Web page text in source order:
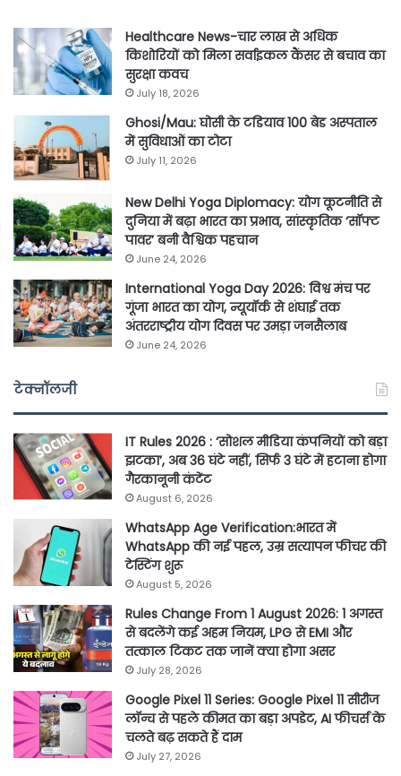
Healthcare News-चार लाख से अधिक
किशोरियों को मिला सर्वाइकल कैंसर से बचाव का
सुरक्षा कवच
July 18, 2026
Ghosi/Mau: घोसी के टडियाव 100 बेड अस्पताल
में सुविधाओं का टोटा
July 11, 2026
New Delhi Yoga Diplomacy: योग कूटनीति से
दुनिया में बढ़ा भारत का प्रभाव, सांस्कृतिक ‘सॉफ्ट
पावर’ बनी वैश्विक पहचान
June 24, 2026
International Yoga Day 2026: विश्व मंच पर
गूंजा भारत का योग, न्यूयॉर्क से शंघाई तक
अंतरराष्ट्रीय योग दिवस पर उमड़ा जनसैलाब
June 24, 2026
टेक्नॉलजी
IT Rules 2026 : ‘सोशल मीडिया कंपनियों को बड़ा
झटका’, अब 36 घंटे नहीं, सिर्फ 3 घंटे में हटाना होगा
गैरकानूनी कंटेंट
August 6, 2026
WhatsApp Age Verification:भारत में
WhatsApp की नई पहल, उम्र सत्यापन फीचर की
टेस्टिंग शुरू
August 5, 2026
Rules Change From 1 August 2026: 1 अगस्त
से बदलेंगे कई अहम नियम, LPG से EMI और
तत्काल टिकट तक जानें क्या होगा असर
July 28, 2026
Google Pixel 11 Series: Google Pixel 11 सीरीज
लॉन्च से पहले कीमत का बड़ा अपडेट, AI फीचर्स के
चलते बढ़ सकते हैं दाम
July 27, 2026